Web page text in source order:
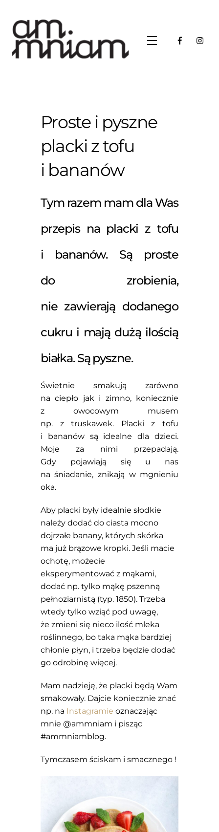
content
Menu
Proste i pyszne
placki z tofu
i bananów
Tym razem mam dla Was
przepis na placki z tofu
i bananów. Są proste
do zrobienia,
nie zawierają dodanego
cukru i mają dużą ilością
białka. Są pyszne.
Świetnie smakują zarówno
na ciepło jak i zimno, koniecznie
z owocowym musem
np. z truskawek. Placki z tofu
i bananów są idealne dla dzieci.
Moje za nimi przepadają.
Gdy pojawiają się u nas
na śniadanie, znikają w mgnieniu
oka.
Aby placki były idealnie słodkie
należy dodać do ciasta mocno
dojrzałe banany, których skórka
ma już brązowe kropki. Jeśli macie
ochotę, możecie
eksperymentować z mąkami,
dodać np. tylko mąkę pszenną
pełnoziarnistą (typ. 1850). Trzeba
wtedy tylko wziąć pod uwagę,
że zmieni się nieco ilość mleka
roślinnego, bo taka mąka bardziej
chłonie płyn, i trzeba będzie dodać
go odrobinę więcej.
Mam nadzieję, że placki będą Wam
smakowały. Dajcie koniecznie znać
np. na Instagramie oznaczając
mnie @ammniam i pisząc
#ammniamblog.
Tymczasem ściskam i smacznego !